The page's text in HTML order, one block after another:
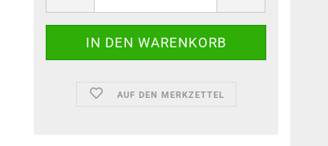
AUF DEN MERKZETTEL